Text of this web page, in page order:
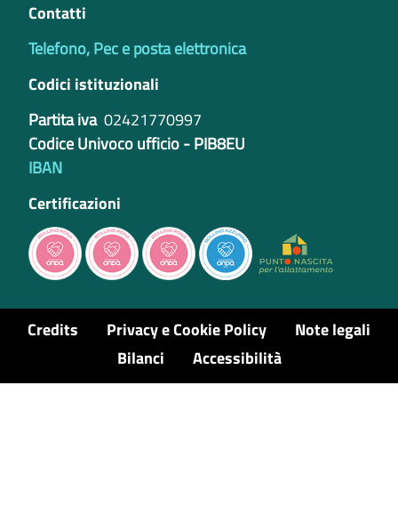
Contatti
Telefono, Pec e posta elettronica
Codici istituzionali
Partita iva 02421770997
Codice Univoco ufficio - PIB8EU
IBAN
Certificazioni
Credits Privacy e Cookie Policy
Note legali
Bilanci
Accessibilità